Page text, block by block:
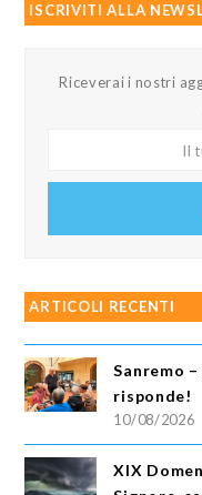
ISCRIVITI ALLA
Riceverai i nostri
ARTICOLI RECENTI
Sanremo
risponde!
10/08/2026
XIX